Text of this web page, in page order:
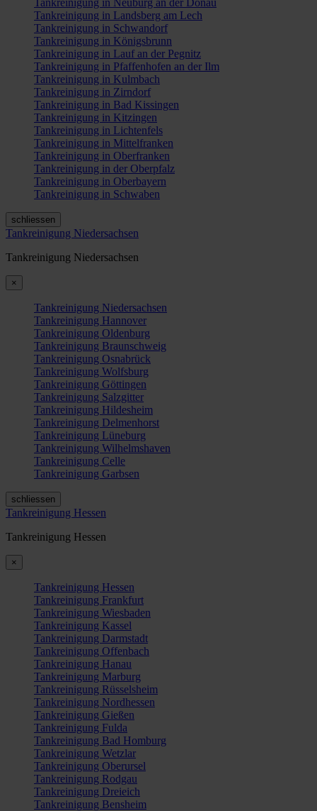
Tankreinigung in Landsberg am Lech
Tankreinigung in Schwandorf
Tankreinigung in Königsbrunn
Tankreinigung in Lauf an der Pegnitz
Tankreinigung in Pfaffenhofen an der Ilm
Tankreinigung in Kulmbach
Tankreinigung in Zirndorf
Tankreinigung in Bad Kissingen
Tankreinigung in Kitzingen
Tankreinigung in Lichtenfels
Tankreinigung in Mittelfranken
Tankreinigung in Oberfranken
Tankreinigung in der Oberpfalz
Tankreinigung in Oberbayern
Tankreinigung in Schwaben
schliessen
Tankreinigung Niedersachsen
Tankreinigung Niedersachsen
×
Tankreinigung Niedersachsen
Tankreinigung Hannover
Tankreinigung Oldenburg
Tankreinigung Braunschweig
Tankreinigung Osnabrück
Tankreinigung Wolfsburg
Tankreinigung Göttingen
Tankreinigung Salzgitter
Tankreinigung Hildesheim
Tankreinigung Delmenhorst
Tankreinigung Lüneburg
Tankreinigung Wilhelmshaven
Tankreinigung Celle
Tankreinigung Garbsen
schliessen
Tankreinigung Hessen
Tankreinigung Hessen
×
Tankreinigung Hessen
Tankreinigung Frankfurt
Tankreinigung Wiesbaden
Tankreinigung Kassel
Tankreinigung Darmstadt
Tankreinigung Offenbach
Tankreinigung Hanau
Tankreinigung Marburg
Tankreinigung Rüsselsheim
Tankreinigung Nordhessen
Tankreinigung Gießen
Tankreinigung Fulda
Tankreinigung Bad Homburg
Tankreinigung Wetzlar
Tankreinigung Oberursel
Tankreinigung Rodgau
Tankreinigung Dreieich
Tankreinigung Bensheim